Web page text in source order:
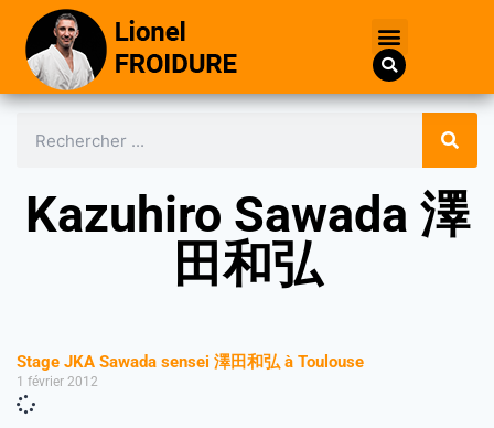
Kazuhiro Sawada 澤
田和弘
Stage JKA Sawada sensei 澤田和弘 à Toulouse
1 février 2012